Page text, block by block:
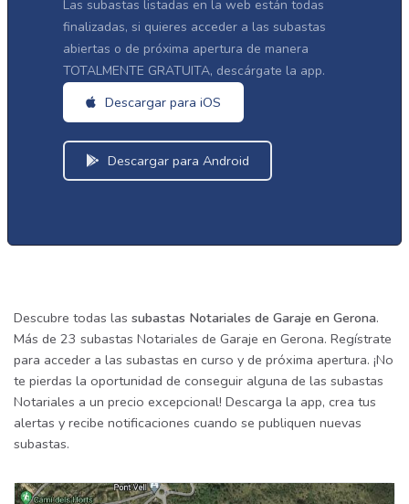
Las subastas listadas en la web están todas
finalizadas, si quieres acceder a las subastas
abiertas o de próxima apertura de manera
TOTALMENTE GRATUITA, descárgate la app.
Descargar para iOS
Descargar para Android
Descubre todas las subastas Notariales de Garaje en Gerona.
Más de 23 subastas Notariales de Garaje en Gerona. Regístrate
para acceder a las subastas en curso y de próxima apertura. ¡No
te pierdas la oportunidad de conseguir alguna de las subastas
Notariales a un precio excepcional! Descarga la app, crea tus
alertas y recibe notificaciones cuando se publiquen nuevas
subastas.